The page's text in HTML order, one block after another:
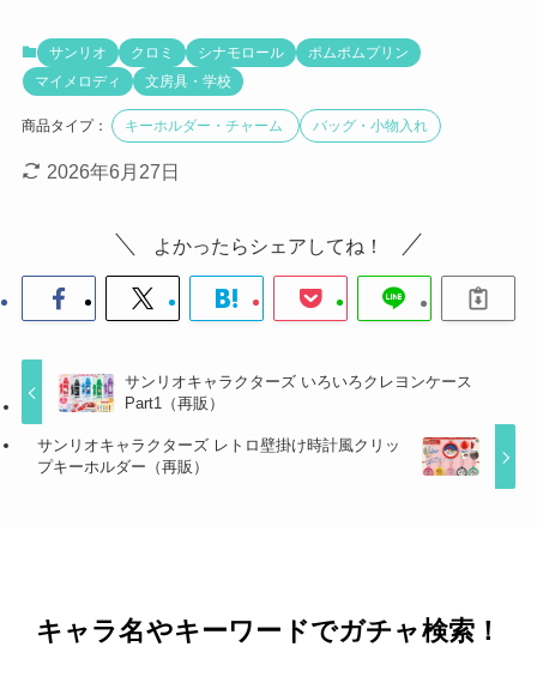
サンリオ クロミ シナモロール
ポムポムプリン
マイメロディ
文房具・学校
商品タイプ： キーホルダー・チャーム バッグ・小物入れ
2026年6月27日
よかったらシェアしてね！
サンリオキャラクターズ いろいろクレヨンケース
Part1（再販）
サンリオキャラクターズ レトロ壁掛け時計風クリッ
プキーホルダー（再販）
キャラ名やキーワードでガチャ検索！